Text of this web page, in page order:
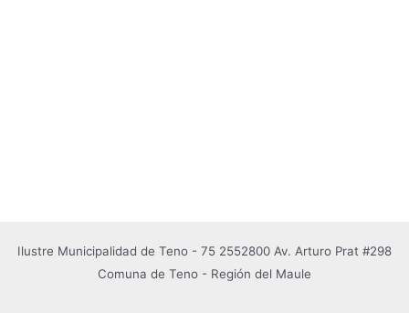
Ilustre Municipalidad de Teno - 75 2552800 Av. Arturo Prat #298
Comuna de Teno - Región del Maule